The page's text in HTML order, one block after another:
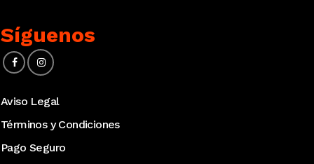
Síguenos
Aviso Legal
Términos y Condiciones
Pago Seguro